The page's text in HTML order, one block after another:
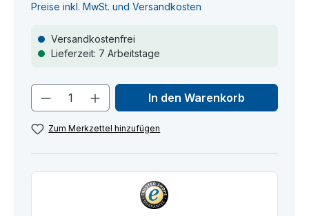
Preise inkl. MwSt. und Versandkosten
Versandkostenfrei
Lieferzeit: 7 Arbeitstage
Produkt Anzahl: Gib den
In den Warenkorb
Zum Merkzettel hinzufügen